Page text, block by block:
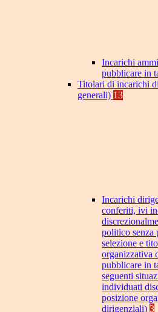
Incarichi
pubblicare in
Titolari di incarichi
generali) 13
Incarichi
conferiti, ivi
politico senza
selezione e
organizzativa
pubblicare in
seguenti
individuati
posizione
dirigenziali) 3